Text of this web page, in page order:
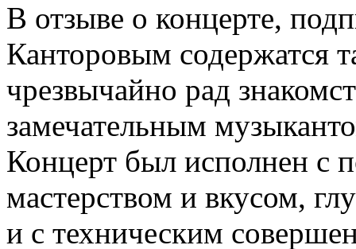
В отзыве о концерте,
Канторовым содержатся
чрезвычайно рад
замечательным
Концерт был исполнен с
мастерством и вкусом,
и с техническим